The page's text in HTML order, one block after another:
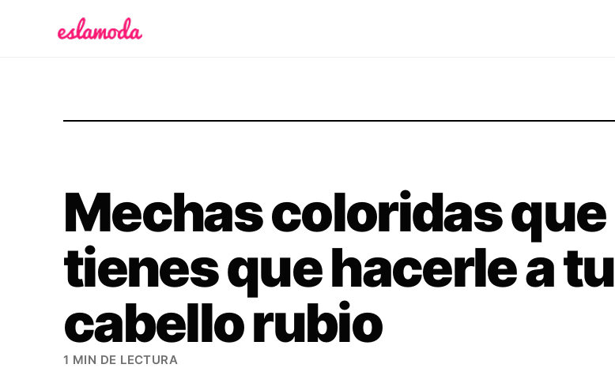
Mechas coloridas que
tienes que hacerle a tu
cabello rubio
1 MIN DE LECTURA